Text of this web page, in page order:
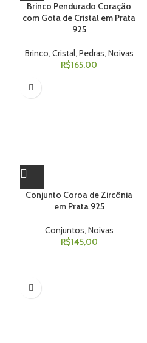
Brinco Pendurado Coração
com Gota de Cristal em Prata
925
Brinco, Cristal, Pedras, Noivas
R$165,00
Conjunto Coroa de Zircônia
em Prata 925
Conjuntos, Noivas
R$145,00